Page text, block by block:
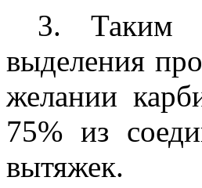
3. Таким
выделения
желании
75% из
вытяжек.